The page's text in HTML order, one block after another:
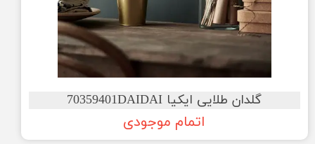
گلدان طلایی ایکیا 70359401DAIDAI
اتمام موجودی